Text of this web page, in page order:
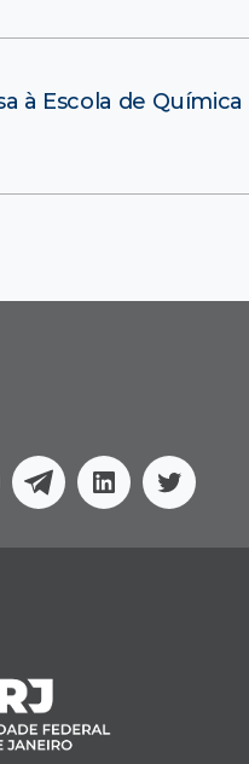
à Escola de
TelegramLinkedinTwitter